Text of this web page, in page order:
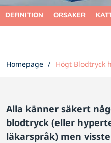
DEFINITION ORSAKER
Homepage Högt Blodtryck
Alla känner säkert
blodtryck (eller
läkarspråk) men